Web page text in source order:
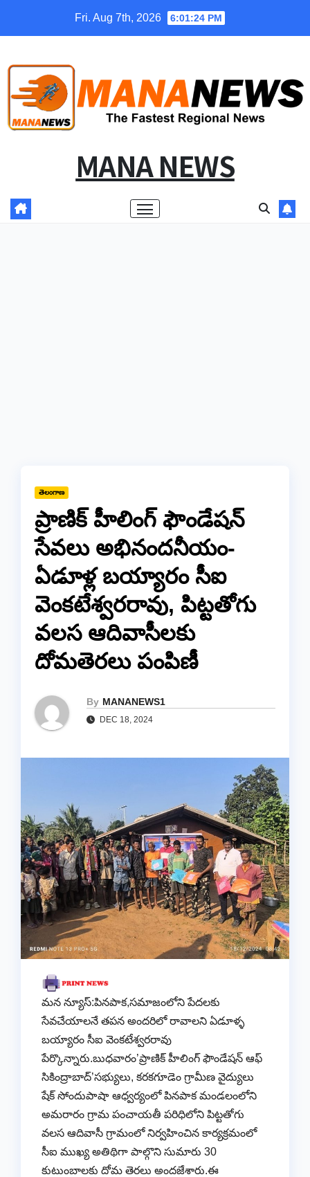
Fri. Aug 7th, 2026 6:01:25 PM
MANA NEWS
తెలంగాణ
ప్రాణిక్ హీలింగ్ ఫౌండేషన్
సేవలు అభినందనీయం-
ఏడూళ్ల బయ్యారం సీఐ
వెంకటేశ్వరరావు, పిట్టతోగు
వలస ఆదివాసీలకు
దోమతెరలు పంపిణీ
By MANANEWS1
DEC 18, 2024
మన న్యూస్:పినపాక,సమాజంలోని పేదలకు
సేవచేయాలనే తపన అందరిలో రావాలని ఏడూళ్ళ
బయ్యారం సీఐ వెంకటేశ్వరరావు
పేర్కొన్నారు.బుధవారం’ప్రాణిక్ హీలింగ్ ఫౌండేషన్ ఆఫ్
సికింద్రాబాద్’సభ్యులు, కరకగూడెం గ్రామీణ వైద్యులు
షేక్ సోందుపాషా ఆధ్వర్యంలో పినపాక మండలంలోని
అమరారం గ్రామ పంచాయతీ పరిధిలోని పిట్టతోగు
వలస ఆదివాసీ గ్రామంలో నిర్వహించిన కార్యక్రమంలో
సీఐ ముఖ్య అతిథిగా పాల్గొని సుమారు 30
కుటుంబాలకు దోమ తెరలు అందజేశారు.ఈ